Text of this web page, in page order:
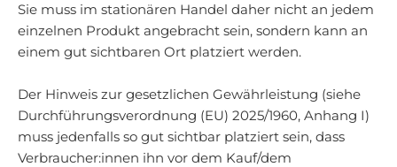
Sie muss im stationären Handel daher nicht an jedem
einzelnen Produkt angebracht sein, sondern kann an
einem gut sichtbaren Ort platziert werden.
Der Hinweis zur gesetzlichen Gewährleistung (siehe
Durchführungsverordnung (EU) 2025/1960, Anhang I)
muss jedenfalls so gut sichtbar platziert sein, dass
Verbraucher:innen ihn vor dem Kauf/dem